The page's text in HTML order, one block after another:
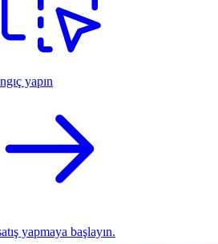
yapın
yapmaya başlayın.